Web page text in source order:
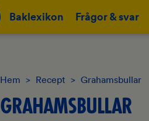
Baklexikon Frågor & svar
Hem > Recept > Grahamsbullar
GRAHAMSBULLAR